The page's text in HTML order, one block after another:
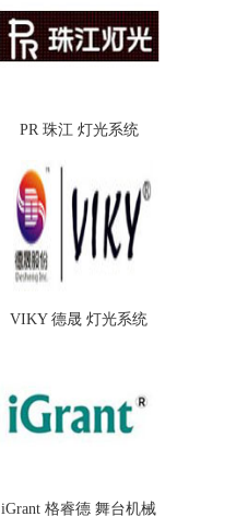
PR 珠江 灯光系统
VIKY 德晟 灯光系统
iGrant 格睿德 舞台机械